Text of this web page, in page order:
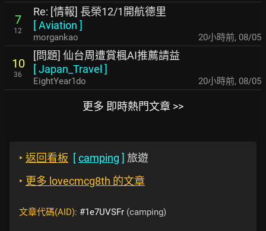
7
12
Re: [情報] 長榮12/1開航德里
[Aviation ]
morgankao 20小時前, 08/05
10
36
[問題] 仙台周遭賞楓AI推薦請益
[Japan_Travel ]
EightYear1do 20小時前, 08/05
更多 即時熱門文章 >>
‣ 返回看板 [camping ] 旅遊
‣ 更多 lovecmcg8th 的文章
文章代碼(AID): #1e7UVSFr (camping)